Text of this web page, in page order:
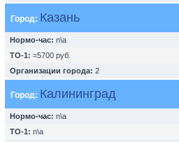
Город: Казань
Нормо-час: n\a
ТО-1: ≈5700 руб.
Организации города: 2
Город: Калининград
Нормо-час: n\a
ТО-1: n\a